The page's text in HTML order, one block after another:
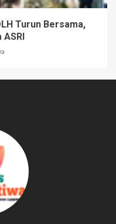
Turun Bersama,